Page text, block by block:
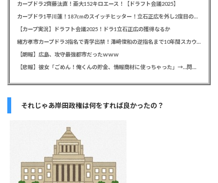
カープドラ2齊藤汰直！亜大152キロエース！【ドラフト会議2025】
カープドラ1平川蓮！187cmのスイッチヒッター！立石正広を外し2度目の重複も新井監督がクジを引き当てる！【ドラフト会議2025】
【カープ実況】ドラフト会議2025！ドラ1立石正広の獲得なるか
緒方孝市カープドラ3指名で青学出禁！澤﨑俊和の逆指名まで10年間スカウト出禁
【朗報】広島、攻守最強都市だったｗｗｗ
【悲報】彼女「ごめん！俺くんの貯金、情報商材に使っちゃった」→…問い詰めたらギャン泣きされたんだが俺が悪いのか？
それじゃあ岸田政権は何をすれば良かったの？